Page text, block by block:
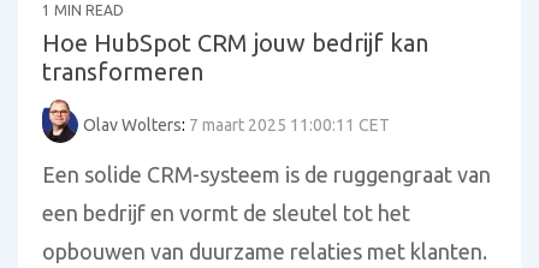
1 MIN READ
Hoe HubSpot CRM jouw bedrijf kan
transformeren
Olav Wolters: 7 maart 2025 11:00:11 CET
Een solide CRM-systeem is de ruggengraat van
een bedrijf en vormt de sleutel tot het
opbouwen van duurzame relaties met klanten.